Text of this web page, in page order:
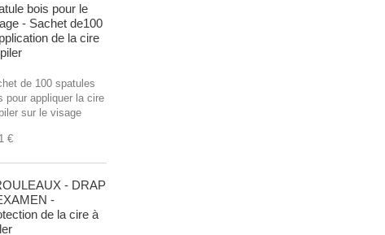
bois pour le
- Sachet de100
de la cire
de 100 spatules
pour appliquer la cire
sur le visage
€
- DRAP
-
de la cire à